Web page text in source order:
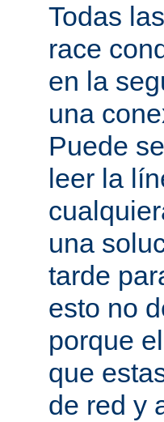
Todas
race
en la
una
Puede
leer la
una
tarde
esto no
porque
que
de red y